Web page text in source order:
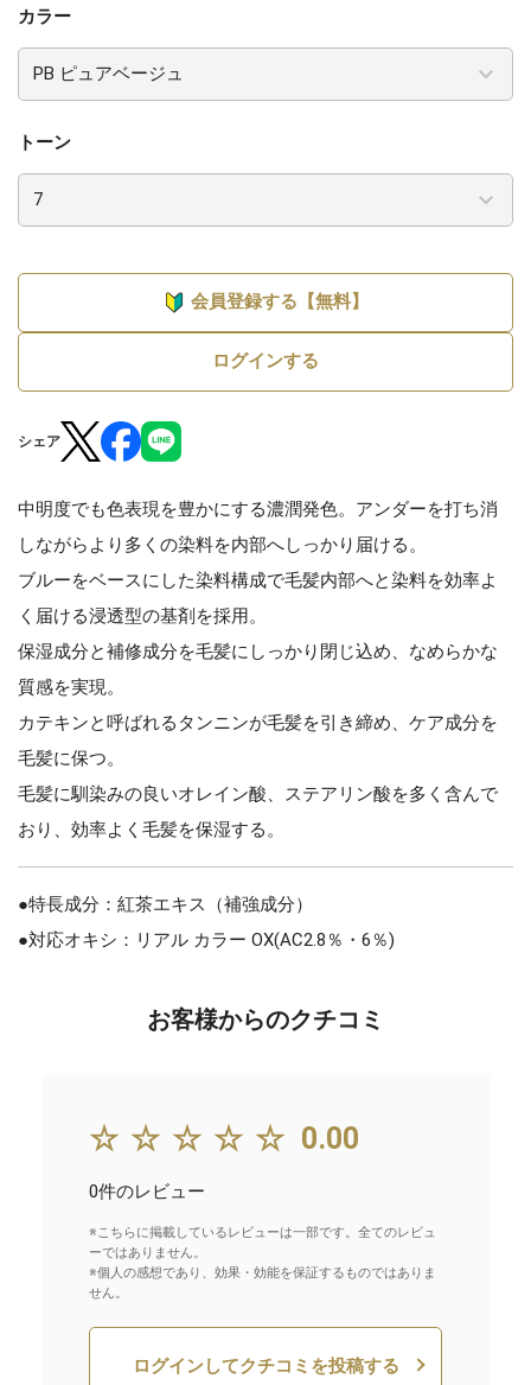
カラー
トーン
会員登録する【無料】
ログインする
シェア
中明度でも色表現を豊かにする濃潤発色。アンダーを打ち消
しながらより多くの染料を内部へしっかり届ける。
ブルーをベースにした染料構成で毛髪内部へと染料を効率よ
く届ける浸透型の基剤を採用。
保湿成分と補修成分を毛髪にしっかり閉じ込め、なめらかな
質感を実現。
カテキンと呼ばれるタンニンが毛髪を引き締め、ケア成分を
毛髪に保つ。
毛髪に馴染みの良いオレイン酸、ステアリン酸を多く含んで
おり、効率よく毛髪を保湿する。
●特長成分：紅茶エキス（補強成分）
●対応オキシ：リアル カラー OX(AC2.8％・6％)
お客様からのクチコミ
☆☆☆☆☆ 0.00
0件のレビュー
※こちらに掲載しているレビューは一部です。全てのレビュ
ーではありません。
※個人の感想であり、効果・効能を保証するものではありま
せん。
ログインしてクチコミを投稿する